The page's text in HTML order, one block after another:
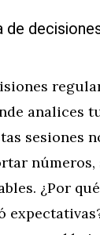
analices
sesiones
números,
¿Por